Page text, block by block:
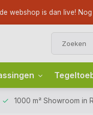
webshop is dan live!
1000 m² Showroom in